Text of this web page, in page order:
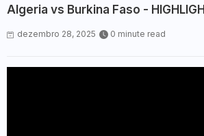
Algeria vs Burkina Faso -
dezembro 28, 2025 0 minute read